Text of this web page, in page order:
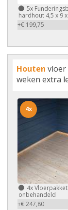
5x
hardhout 4,5 x 9
+€ 199,75
Houten vloer
weken extra
4x
onbehandeld
+€ 247,80
4x